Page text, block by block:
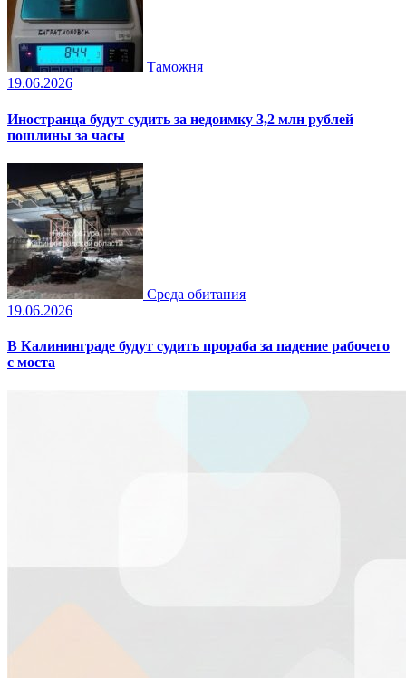
Таможня
19.06.2026
Иностранца будут судить за недоимку 3,2 млн рублей
пошлины за часы
Среда обитания
19.06.2026
В Калининграде будут судить прораба за падение рабочего
с моста